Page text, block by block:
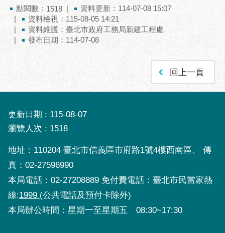
策
聯
絡
方
式
局
所
屬
處
聯
絡
電
話
點閱數： 1518
資料更新：114-07-08 15:07
資料檢視：115-08-05 14:21
資料維護：臺北市政府工務局新建工程處
發布日期：114-07-08
回上一頁
更新日期
115-08-07
瀏覽人次
1518
地址：110204 臺北市信義區市府路1號4樓西南區、 傳
真：02-27596990
本局電話：02-27208889 免付費電話：臺北市民當家熱
線:1999 (公共電話及預付卡除外)
本局辦公時間：星期一至星期五 08:30~17:30